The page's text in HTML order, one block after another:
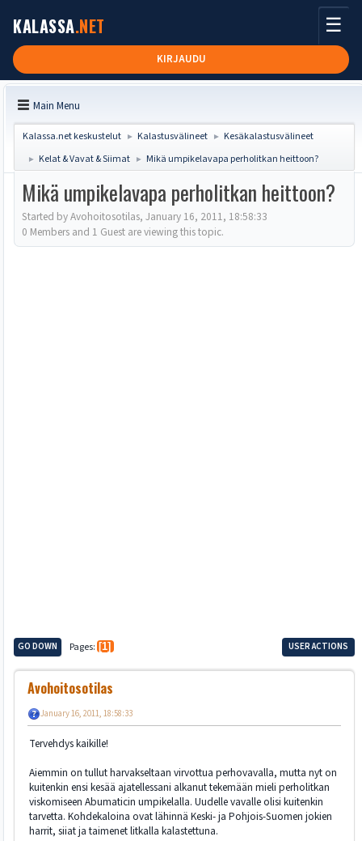
KALASSA.NET
KIRJAUDU
☰
Main Menu
Kalassa.net keskustelut ► Kalastusvälineet ► Kesäkalastusvälineet
► Kelat & Vavat & Siimat ► Mikä umpikelavapa perholitkan heittoon?
Mikä umpikelavapa perholitkan heittoon?
Started by Avohoitosotilas, January 16, 2011, 18:58:33
0 Members and 1 Guest are viewing this topic.
GO DOWN Pages 1 USER ACTIONS
Avohoitosotilas
January 16, 2011, 18:58:33
Tervehdys kaikille!
Aiemmin on tullut harvakseltaan virvottua perhovavalla, mutta nyt on
kuitenkin ensi kesää ajatellessani alkanut tekemään mieli perholitkan
viskomiseen Abumaticin umpikelalla. Uudelle vavalle olisi kuitenkin
tarvetta. Kohdekaloina ovat lähinnä Keski- ja Pohjois-Suomen jokien
harrit, siiat ja taimenet litkalla kalastettuna.